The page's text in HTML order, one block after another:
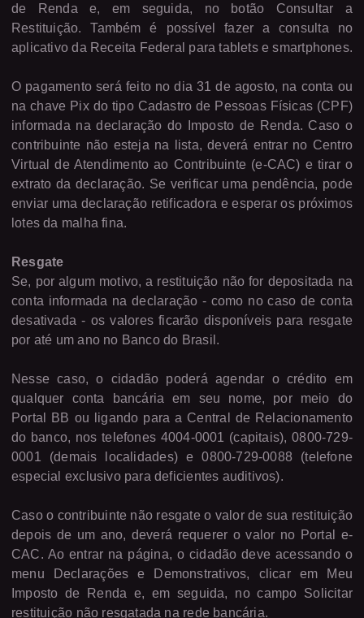
de Renda e, em seguida, no botão Consultar a
Restituição. Também é possível fazer a consulta no
aplicativo da Receita Federal para tablets e smartphones.
O pagamento será feito no dia 31 de agosto, na conta ou
na chave Pix do tipo Cadastro de Pessoas Físicas (CPF)
informada na declaração do Imposto de Renda. Caso o
contribuinte não esteja na lista, deverá entrar no Centro
Virtual de Atendimento ao Contribuinte (e-CAC) e tirar o
extrato da declaração. Se verificar uma pendência, pode
enviar uma declaração retificadora e esperar os próximos
lotes da malha fina.
Resgate
Se, por algum motivo, a restituição não for depositada na
conta informada na declaração - como no caso de conta
desativada - os valores ficarão disponíveis para resgate
por até um ano no Banco do Brasil.
Nesse caso, o cidadão poderá agendar o crédito em
qualquer conta bancária em seu nome, por meio do
Portal BB ou ligando para a Central de Relacionamento
do banco, nos telefones 4004-0001 (capitais), 0800-729-
0001 (demais localidades) e 0800-729-0088 (telefone
especial exclusivo para deficientes auditivos).
Caso o contribuinte não resgate o valor de sua restituição
depois de um ano, deverá requerer o valor no Portal e-
CAC. Ao entrar na página, o cidadão deve acessando o
menu Declarações e Demonstrativos, clicar em Meu
Imposto de Renda e, em seguida, no campo Solicitar
restituição não resgatada na rede bancária.